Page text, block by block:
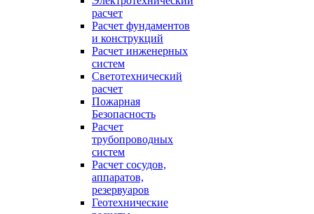
расчет
Расчет фундаментов
и конструкций
Расчет инженерных
систем
Светотехнический
расчет
Пожарная
Безопасность
Расчет
трубопроводных
систем
Расчет сосудов,
аппаратов,
резервуаров
Геотехнические